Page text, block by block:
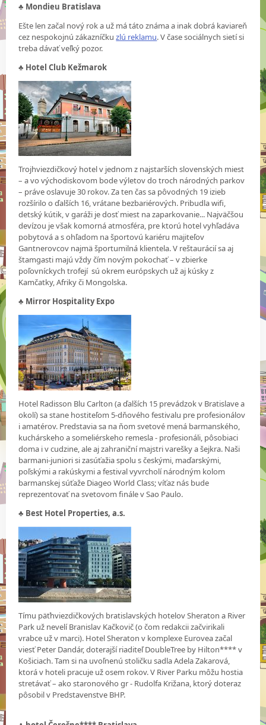
♣ Mondieu Bratislava
Ešte len začal nový rok a už má táto známa a inak dobrá kaviareň
cez nespokojnú zákazníčkuzlú reklamu. V čase sociálnych sietí si
treba dávať veľký pozor.
♣ Hotel Club Kežmarok
Trojhviezdičkový hotel v jednom z najstarších slovenských miest
– a vo východiskovom bode výletov do troch národných parkov
– práve oslavuje 30 rokov. Za ten čas sa pôvodných 19 izieb
rozšírilo o ďalších 16, vrátane bezbariérových. Pribudla wifi,
detský kútik, v garáži je dosť miest na zaparkovanie... Najväčšou
devízou je však komorná atmosféra, pre ktorú hotel vyhľadáva
pobytová a s ohľadom na športovú kariéru majiteľov
Gantnerovcov najmä športumilná klientela. V reštaurácií sa aj
štamgasti majú vždy čím novým pokochať – v zbierke
poľovníckych trofejí sú okrem európskych už aj kúsky z
Kamčatky, Afriky či Mongolska.
♣ Mirror Hospitality Expo
Hotel Radisson Blu Carlton (a ďalších 15 prevádzok v Bratislave a
okolí) sa stane hostiteľom 5-dňového festivalu pre profesionálov
i amatérov. Predstavia sa na ňom svetové mená barmanského,
kuchárskeho a someliérskeho remesla - profesionáli, pôsobiaci
doma i v cudzine, ale aj zahraniční majstri varešky a šejkra. Naši
barmani-juniori si zasúťažia spolu s českými, maďarskými,
poľskými a rakúskymi a festival vyvrcholí národným kolom
barmanskej súťaže Diageo World Class; víťaz nás bude
reprezentovať na svetovom finále v Sao Paulo.
♣ Best Hotel Properties, a.s.
Tímu päťhviezdičkových bratislavských hotelov Sheraton a River
Park už nevelí Branislav Kačkovič (o čom redakcii začvirikali
vrabce už v marci). Hotel Sheraton v komplexe Eurovea začal
viesť Peter Dandár, doterajší riaditeľ DoubleTree by Hilton**** v
Košiciach. Tam si na uvoľnenú stoličku sadla Adela Zakarová,
ktorá v hoteli pracuje už osem rokov. V River Parku môžu hostia
stretávať – ako staronového gr - Rudolfa Križana, ktorý doteraz
pôsobil v Predstavenstve BHP.